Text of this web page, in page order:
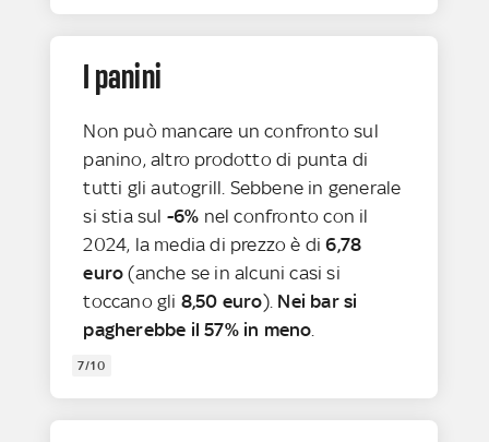
I panini
Non può mancare un confronto sul
panino, altro prodotto di punta di
tutti gli autogrill. Sebbene in generale
si stia sul -6% nel confronto con il
2024, la media di prezzo è di6,78
euro (anche se in alcuni casi si
toccano gli 8,50 euro). Nei bar si
pagherebbe il 57% in meno
7/10